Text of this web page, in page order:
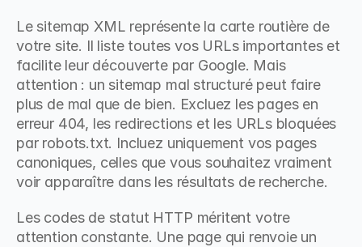
Le sitemap XML représente la carte routière de
votre site. Il liste toutes vos URLs importantes et
facilite leur découverte par Google. Mais
attention : un sitemap mal structuré peut faire
plus de mal que de bien. Excluez les pages en
erreur 404, les redirections et les URLs bloquées
par robots.txt. Incluez uniquement vos pages
canoniques, celles que vous souhaitez vraiment
voir apparaître dans les résultats de recherche.
Les codes de statut HTTP méritent votre
attention constante. Une page qui renvoie un